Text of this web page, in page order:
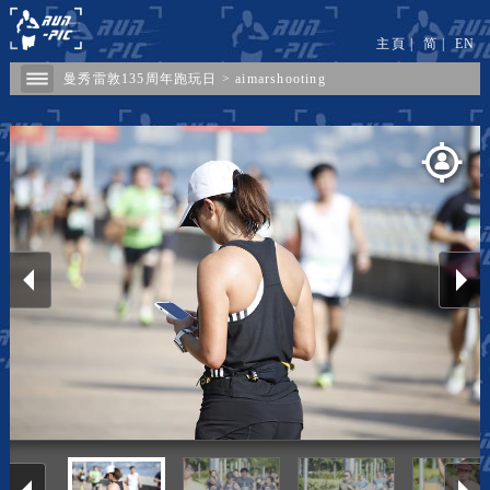
曼秀雷敦135周年跑玩日 >aimarshooting
主頁 | 简| EN